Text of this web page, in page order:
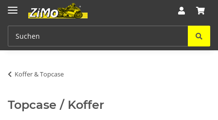
Koffer & Topcase
Topcase / Koffer